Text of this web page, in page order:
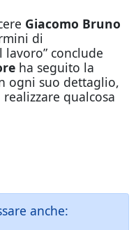
Giacomo Bruno
di
conclude
ha seguito la
ogni suo dettaglio,
qualcosa
anche: